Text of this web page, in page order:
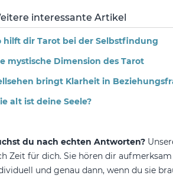
interessante Artikel
hilft dir Tarot bei der Selbstfindung
mystische Dimension des Tarot
bringt Klarheit in
alt ist deine Seele?
du nach echten Antworten?
Zeit für dich. Sie hören dir
und genau dann, wenn du sie